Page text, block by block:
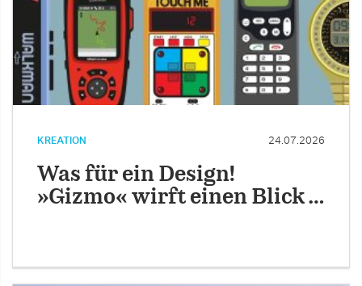
KREATION 24.07.2026
Was für ein Design!
»Gizmo« wirft einen Blick …